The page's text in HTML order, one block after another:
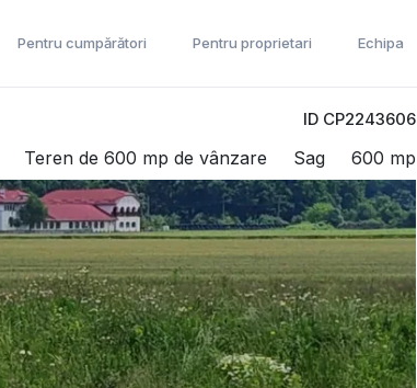
Pentru cumpărători Pentru proprietari Echipa
ID CP2243606
Teren de 600 mp de vânzare Sag 600 mp